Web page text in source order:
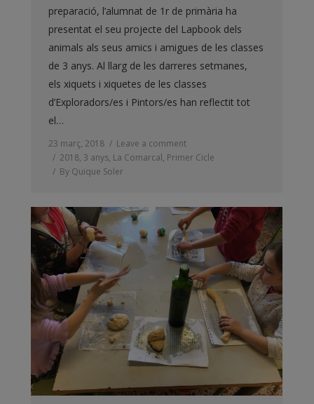
preparació, l’alumnat de 1r de primària ha
presentat el seu projecte del Lapbook dels
animals als seus amics i amigues de les classes
de 3 anys. Al llarg de les darreres setmanes,
els xiquets i xiquetes de les classes
d’Exploradors/es i Pintors/es han reflectit tot
el…
23 març, 2018
Leave a comment
2018, 3 anys, La Comarcal, Primer Cicle
By Quique Soler